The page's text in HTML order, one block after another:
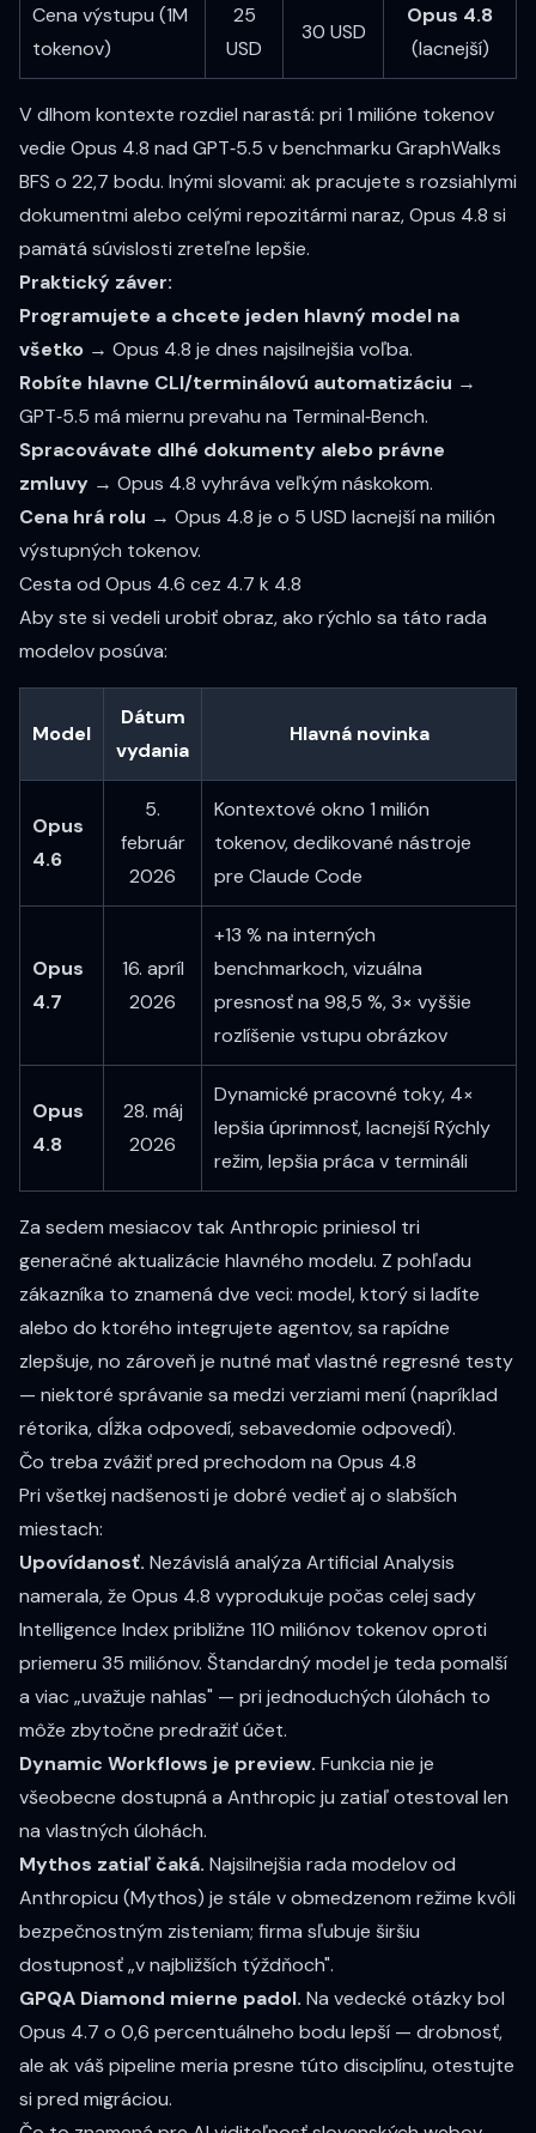
Cena výstupu (1M
tokenov)
25
USD
30 USD
Opus 4.8
(lacnejší)
V dlhom kontexte rozdiel narastá: pri 1 milióne tokenov
vedie Opus 4.8 nad GPT‑5.5 v benchmarku GraphWalks
BFS o 22,7 bodu. Inými slovami: ak pracujete s rozsiahlymi
dokumentmi alebo celými repozitármi naraz, Opus 4.8 si
pamätá súvislosti zreteľne lepšie.
Praktický záver:
Programujete a chcete jeden hlavný model na
všetko → Opus 4.8 je dnes najsilnejšia voľba.
Robíte hlavne CLI/terminálovú automatizáciu →
GPT‑5.5 má miernu prevahu na Terminal‑Bench.
Spracovávate dlhé dokumenty alebo právne
zmluvy → Opus 4.8 vyhráva veľkým náskokom.
Cena hrá rolu → Opus 4.8 je o 5 USD lacnejší na milión
výstupných tokenov.
Cesta od Opus 4.6 cez 4.7 k 4.8
Aby ste si vedeli urobiť obraz, ako rýchlo sa táto rada
modelov posúva:
Model
Dátum
vydania
Hlavná novinka
Opus
4.6
5.
február
2026
Kontextové okno 1 milión
tokenov, dedikované nástroje
pre Claude Code
Opus
4.7
16. apríl
2026
+13 % na interných
benchmarkoch, vizuálna
presnosť na 98,5 %, 3× vyššie
rozlíšenie vstupu obrázkov
Opus
4.8
28. máj
2026
Dynamické pracovné toky, 4×
lepšia úprimnosť, lacnejší Rýchly
režim, lepšia práca v termináli
Za sedem mesiacov tak Anthropic priniesol tri
generačné aktualizácie hlavného modelu. Z pohľadu
zákazníka to znamená dve veci: model, ktorý si ladíte
alebo do ktorého integrujete agentov, sa rapídne
zlepšuje, no zároveň je nutné mať vlastné regresné testy
— niektoré správanie sa medzi verziami mení (napríklad
rétorika, dĺžka odpovedí, sebavedomie odpovedí).
Čo treba zvážiť pred prechodom na Opus 4.8
Pri všetkej nadšenosti je dobré vedieť aj o slabších
miestach:
Upovídanosť. Nezávislá analýza Artificial Analysis
namerala, že Opus 4.8 vyprodukuje počas celej sady
Intelligence Indexpribližne 110 miliónov tokenovoproti
priemeru 35 miliónov. Štandardný model je teda pomalší
a viac „uvažuje nahlas" — pri jednoduchých úlohách to
môže zbytočne predražiť účet.
Dynamic Workflows je preview. Funkcia nie je
všeobecne dostupná a Anthropic ju zatiaľ otestoval len
na vlastných úlohách.
Mythos zatiaľ čaká. Najsilnejšia rada modelov od
Anthropicu (Mythos) je stále v obmedzenom režime kvôli
bezpečnostným zisteniam; firma sľubuje širšiu
dostupnosť „v najbližších týždňoch".
GPQA Diamond mierne padol. Na vedecké otázky bol
Opus 4.7 o 0,6 percentuálneho bodu lepší — drobnosť,
ale ak váš pipeline meria presne túto disciplínu, otestujte
si pred migráciou.